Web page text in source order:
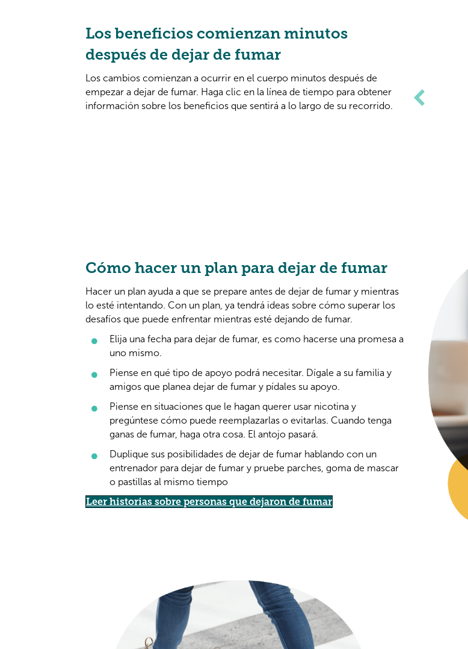
Los beneficios comienzan minutos
después de dejar de fumar
Los cambios comienzan a ocurrir en el cuerpo minutos después de
empezar a dejar de fumar. Haga clic en la línea de tiempo para obtener
información sobre los beneficios que sentirá a lo largo de su recorrido.
Cómo hacer un plan para dejar de fumar
Hacer un plan ayuda a que se prepare antes de dejar de fumar y mientras
lo esté intentando. Con un plan, ya tendrá ideas sobre cómo superar los
desafíos que puede enfrentar mientras esté dejando de fumar.
Elija una fecha para dejar de fumar, es como hacerse una promesa a
uno mismo.
Piense en qué tipo de apoyo podrá necesitar. Dígale a su familia y
amigos que planea dejar de fumar y pídales su apoyo.
Piense en situaciones que le hagan querer usar nicotina y
pregúntese cómo puede reemplazarlas o evitarlas. Cuando tenga
ganas de fumar, haga otra cosa. El antojo pasará.
Duplique sus posibilidades de dejar de fumar hablando con un
entrenador para dejar de fumar y pruebe parches, goma de mascar
o pastillas al mismo tiempo
Leer historias sobre personas que dejaron de fumar